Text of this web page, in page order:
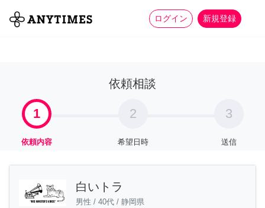
ログイン 新規登録
全て 家事 more_horiz
依頼相談
1
依頼内容
2
希望日時
3
送信
白いトラ
男性 / 40代 / 静岡県